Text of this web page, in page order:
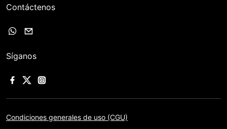
Contáctenos
Síganos
Condiciones generales de uso (CGU)